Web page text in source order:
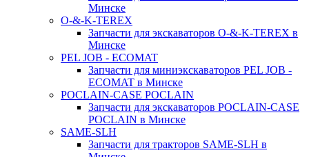
Минске
O-&-K-TEREX
Запчасти для экскаваторов O-&-K-TEREX в
Минске
PEL JOB - ECOMAT
Запчасти для миниэкскаваторов PEL JOB -
ECOMAT в Минске
POCLAIN-CASE POCLAIN
Запчасти для экскаваторов POCLAIN-CASE
POCLAIN в Минске
SAME-SLH
Запчасти для тракторов SAME-SLH в